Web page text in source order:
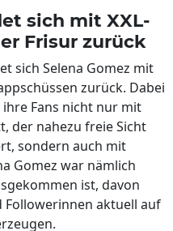
sich mit XXL-
Frisur zurück
sich Selena Gomez mit
zurück. Dabei
Fans nicht nur mit
der nahezu freie Sicht
sondern auch mit
Gomez war nämlich
ist, davon
Followerinnen aktuell auf